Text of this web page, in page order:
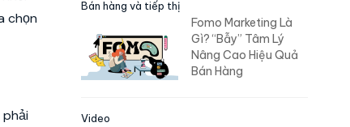
chọn
Bán hàng và tiếp thị
Fomo Marketing Là
Gì? “Bẫy” Tâm Lý
Nâng Cao Hiệu Quả
Bán Hàng
Video